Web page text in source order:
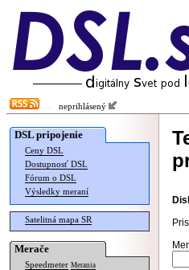
neprihlásený
DSL pripojenie
Ceny DSL
Dostupnosť DSL
Fórum o DSL
Výsledky meraní
Satelitná mapa SR
Merače
Speedmeter Merania